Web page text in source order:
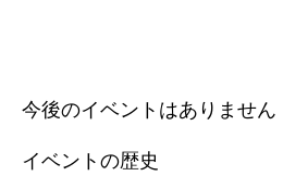
今後のイベントはありません
イベントの歴史